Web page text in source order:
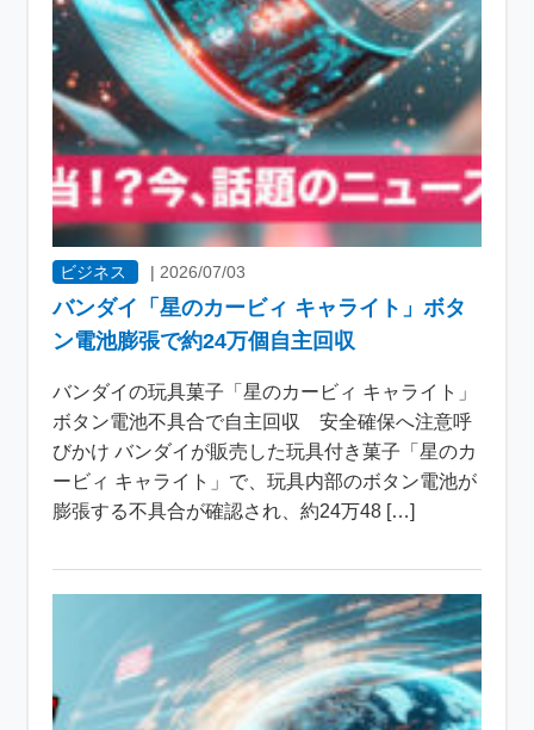
ビジネス |2026/07/03
バンダイ「星のカービィ キャライト」ボタ
ン電池膨張で約24万個自主回収
バンダイの玩具菓子「星のカービィ キャライト」
ボタン電池不具合で自主回収 安全確保へ注意呼
びかけ バンダイが販売した玩具付き菓子「星のカ
ービィ キャライト」で、玩具内部のボタン電池が
膨張する不具合が確認され、約24万48 […]